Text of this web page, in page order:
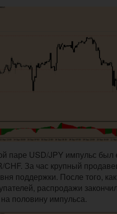
паре USD/JPY импульс
CHF. За час крупный
поддержки. После того,
распродажи
на половину импульса.